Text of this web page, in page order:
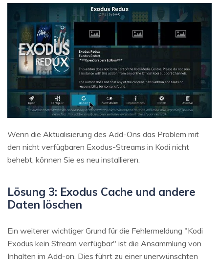
Wenn die Aktualisierung des Add-Ons das Problem mit
den nicht verfügbaren Exodus-Streams in Kodi nicht
behebt, können Sie es neu installieren.
Lösung 3: Exodus Cache und andere
Daten löschen
Ein weiterer wichtiger Grund für die Fehlermeldung "Kodi
Exodus kein Stream verfügbar" ist die Ansammlung von
Inhalten im Add-on. Dies führt zu einer unerwünschten